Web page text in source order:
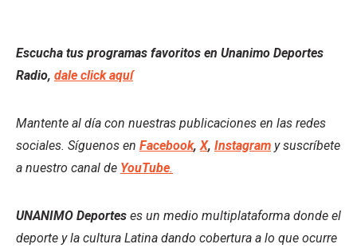
Escucha tus programas favoritos en Unanimo Deportes
Radio, dale click aquí
Mantente al día con nuestras publicaciones en las redes
sociales. Síguenos en Facebook, X, Instagram y suscríbete
a nuestro canal de YouTube.
UNANIMO Deportes es un medio multiplataforma donde el
deporte y la cultura Latina dando cobertura a lo que ocurre